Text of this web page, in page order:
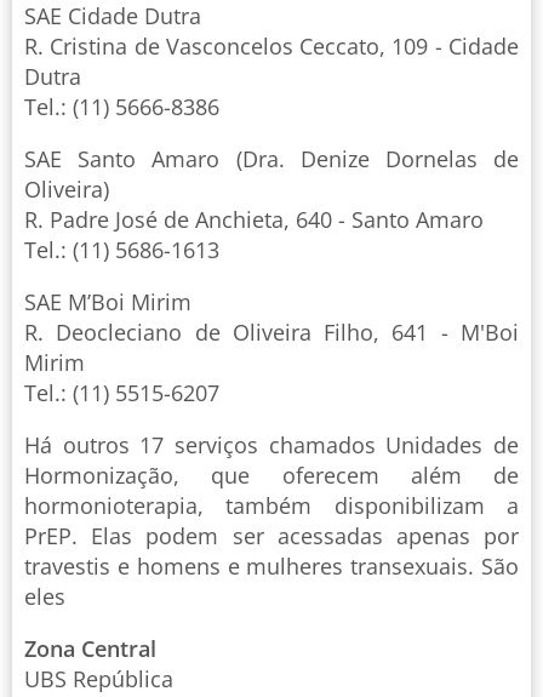
SAE Cidade Dutra
R. Cristina de Vasconcelos Ceccato, 109 - Cidade
Dutra
Tel.: (11) 5666-8386
SAE Santo Amaro (Dra. Denize Dornelas de
Oliveira)
R. Padre José de Anchieta, 640 - Santo Amaro
Tel.: (11) 5686-1613
SAE M’Boi Mirim
R. Deocleciano de Oliveira Filho, 641 - M'Boi
Mirim
Tel.: (11) 5515-6207
Há outros 17 serviços chamados Unidades de
Hormonização, que oferecem além de
hormonioterapia, também disponibilizam a
PrEP. Elas podem ser acessadas apenas por
travestis e homens e mulheres transexuais. São
eles
Zona Central
UBS República